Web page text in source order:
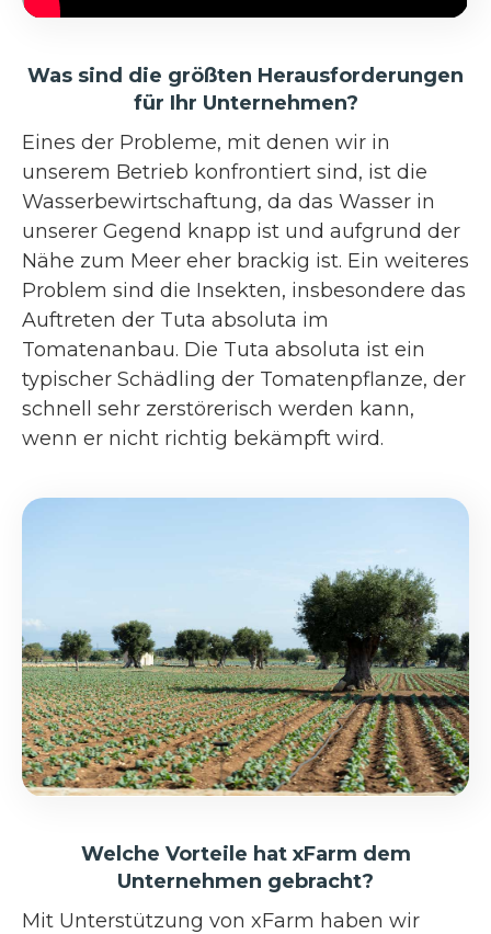
Was sind die größten Herausforderungen
für Ihr Unternehmen?
Eines der Probleme, mit denen wir in
unserem Betrieb konfrontiert sind, ist die
Wasserbewirtschaftung, da das Wasser in
unserer Gegend knapp ist und aufgrund der
Nähe zum Meer eher brackig ist. Ein weiteres
Problem sind die Insekten, insbesondere das
Auftreten der Tuta absoluta im
Tomatenanbau. Die Tuta absoluta ist ein
typischer Schädling der Tomatenpflanze, der
schnell sehr zerstörerisch werden kann,
wenn er nicht richtig bekämpft wird.
Welche Vorteile hat xFarm dem
Unternehmen gebracht?
Mit Unterstützung von xFarm haben wir